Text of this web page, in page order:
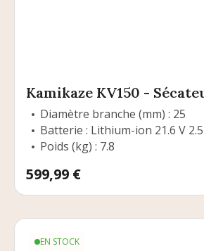
Kamikaze KV150 -
Diamètre branche (mm) : 25
Batterie : Lithium-ion 21.6 V
Poids (kg) : 7.8
Prix
599,99 €
EN STOCK